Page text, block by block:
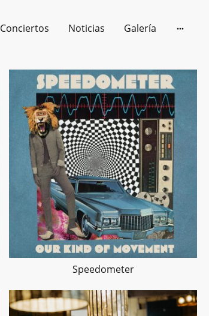
Conciertos Noticias Galería
Speedometer